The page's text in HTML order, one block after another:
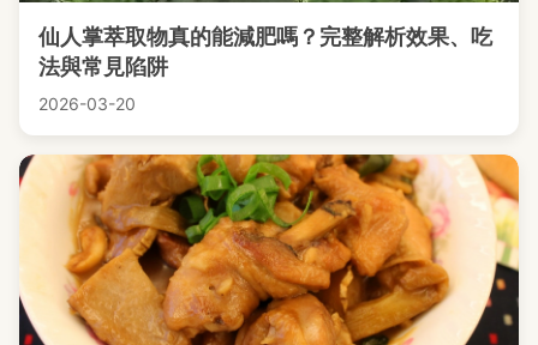
仙人掌萃取物真的能減肥嗎？完整解析效果、吃
法與常見陷阱
2026-03-20